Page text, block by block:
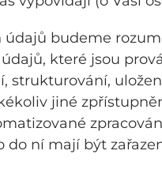
údajů budeme
které jsou
strukturování,
jiné
do ní mají být